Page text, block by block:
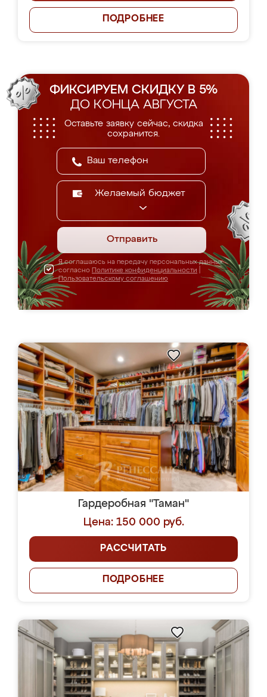
ПОДРОБНЕЕ
ФИКСИРУЕМ СКИДКУ В 5%
ДО КОНЦА АВГУСТА
Оставьте заявку сейчас, скидка
сохранится.
Желаемый бюджет
Отправить
Я соглашаюсь на передачу персональных данных
согласно Политике конфиденциальности
Пользовательскому соглашению
Гардеробная "Таман"
Цена: 150 000 руб.
РАССЧИТАТЬ
ПОДРОБНЕЕ